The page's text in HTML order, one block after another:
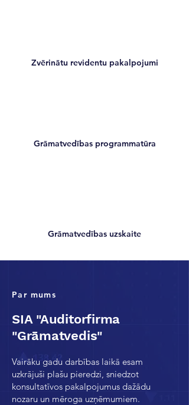
Zvērinātu revidentu pakalpojumi
Grāmatvedības programmatūra
Grāmatvedības uzskaite
Par mums
SIA "Auditorfirma
"Grāmatvedis"
Vairāku gadu darbības laikā esam
uzkrājuši plašu pieredzi, sniedzot
konsultatīvos pakalpojumus dažādu
nozaru un mēroga uzņēmumiem.